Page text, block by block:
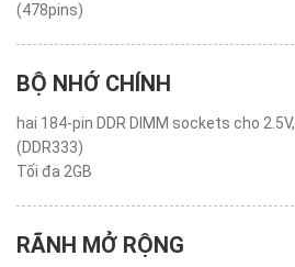
(478pins)
BỘ NHỚ CHÍNH
hai 184-pin DDR DIMM sockets cho 2.5V,
(DDR333)
Tối đa 2GB
RÃNH MỞ RỘNG